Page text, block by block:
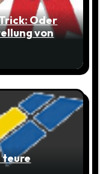
Oder
von
teure